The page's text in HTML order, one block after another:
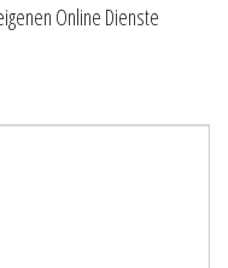
Online Dienste